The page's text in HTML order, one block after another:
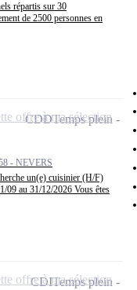
répartis sur 30
de 2500 personnes en
- NEVERS
un(e) cuisinier (H/F)
09 au 31/12/2026 Vous êtes
CDDTemps plein
offre à ma sélection
CDITemps plein
offre à ma sélection